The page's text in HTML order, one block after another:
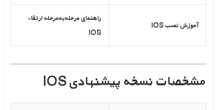
آموزش نصب IOS
راهنمای مرحله‌به‌مرحله ارتقاء
IOS
مشخصات نسخه پیشنهادی IOS